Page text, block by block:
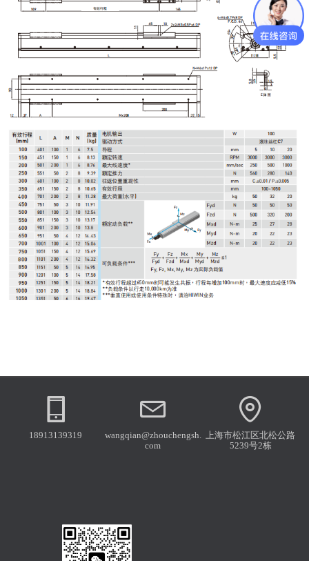
18913139319
wangqian@zhouchengsh.
com
上海市松江区北松公路
5239号2栋